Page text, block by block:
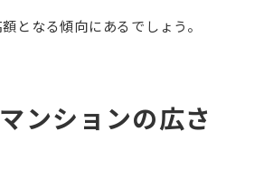
となる傾向にあるでしょう。
マンションの広さ